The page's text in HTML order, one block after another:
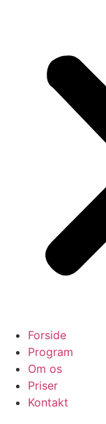
Forside
Program
Om os
Priser
Kontakt